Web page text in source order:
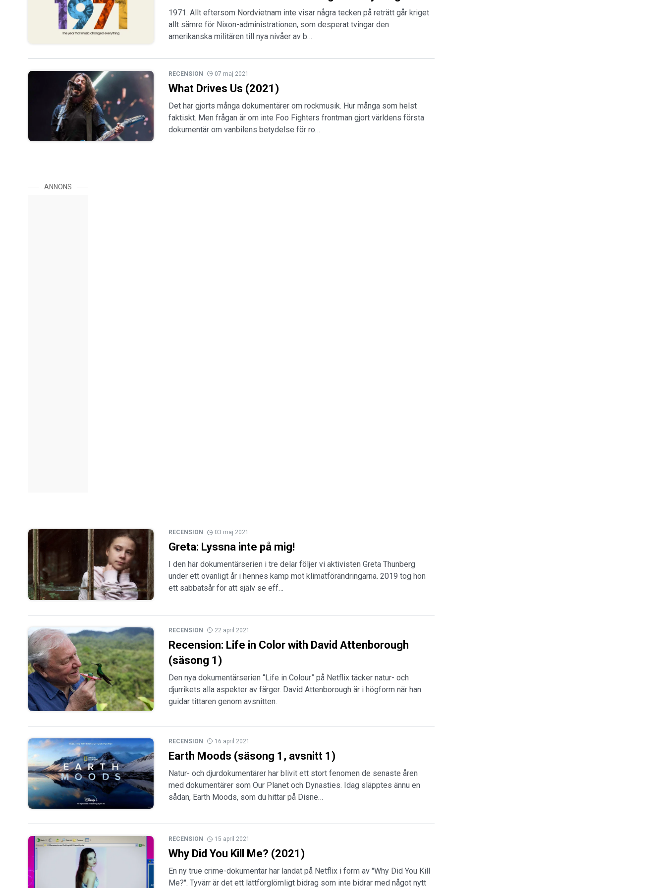
1971. Allt eftersom Nordvietnam inte visar några tecken på reträtt går kriget
allt sämre för Nixon-administrationen, som desperat tvingar den
amerikanska militären till nya nivåer av b…
RECENSION 07 maj 2021
What Drives Us (2021)
Det har gjorts många dokumentärer om rockmusik. Hur många som helst
faktiskt. Men frågan är om inte Foo Fighters frontman gjort världens första
dokumentär om vanbilens betydelse för ro…
ANNONS
RECENSION 03 maj 2021
Greta: Lyssna inte på mig!
I den här dokumentärserien i tre delar följer vi aktivisten Greta Thunberg
under ett ovanligt år i hennes kamp mot klimatförändringarna. 2019 tog hon
ett sabbatsår för att själv se eff…
RECENSION 22 april 2021
Recension: Life in Color with David Attenborough
(säsong 1)
Den nya dokumentärserien “Life in Colour” på Netflix täcker natur- och
djurrikets alla aspekter av färger. David Attenborough är i högform när han
guidar tittaren genom avsnitten.
RECENSION 16 april 2021
Earth Moods (säsong 1, avsnitt 1)
Natur- och djurdokumentärer har blivit ett stort fenomen de senaste åren
med dokumentärer som Our Planet och Dynasties. Idag släpptes ännu en
sådan, Earth Moods, som du hittar på Disne…
RECENSION 15 april 2021
Why Did You Kill Me? (2021)
En ny true crime-dokumentär har landat på Netflix i form av "Why Did You Kill
Me?". Tyvärr är det ett lättförglömligt bidrag som inte bidrar med något nytt